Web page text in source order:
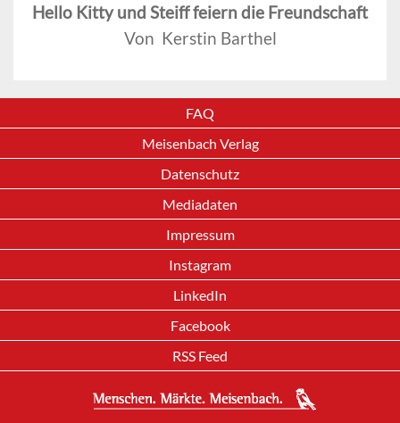
Hello Kitty und Steiff feiern die Freundschaft
Von Kerstin Barthel
FAQ
Meisenbach Verlag
Datenschutz
Mediadaten
Impressum
Instagram
LinkedIn
Facebook
RSS Feed